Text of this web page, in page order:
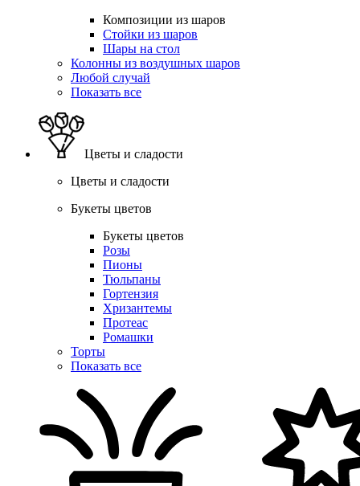
Композиции из шаров
Стойки из шаров
Шары на стол
Колонны из воздушных шаров
Любой случай
Показать все
Цветы и сладости
Цветы и сладости
Букеты цветов
Букеты цветов
Розы
Пионы
Тюльпаны
Гортензия
Хризантемы
Протеас
Ромашки
Торты
Показать все